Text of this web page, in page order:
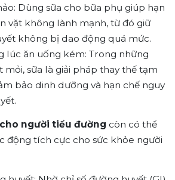
Dùng sữa cho bữa phụ giúp hạn
vặt không lành mạnh, từ đó giữ
không bị dao động quá mức.
lúc ăn uống kém: Trong những
mỏi, sữa là giải pháp thay thế tạm
bảo dinh dưỡng và hạn chế nguy
người tiểu đường còn có thể
động tích cực cho sức khỏe người